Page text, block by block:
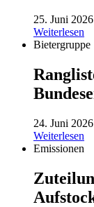
25. Juni 2026
Weiterlesen
Bietergruppe
24. Juni 2026
Weiterlesen
Emissionen